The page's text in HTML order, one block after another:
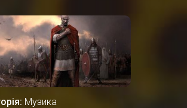
Музика